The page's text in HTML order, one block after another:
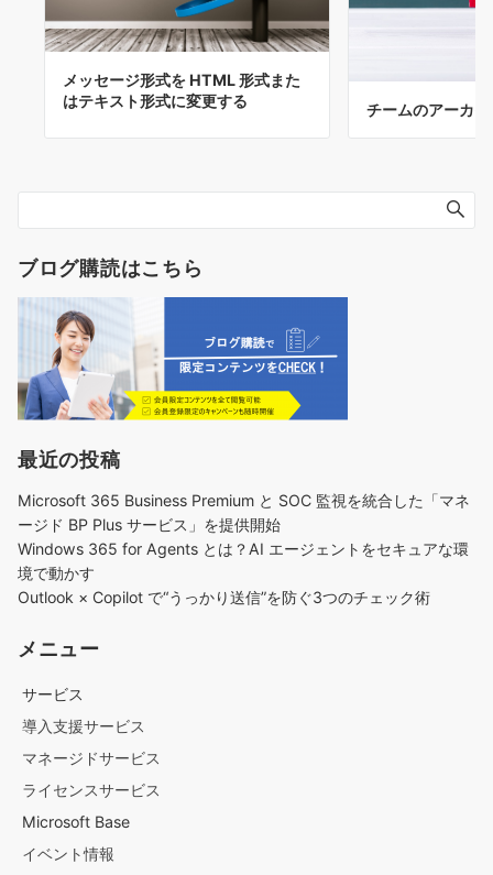
メッセージ形式を HTML 形式また
はテキスト形式に変更する
チームのアーカ
ブログ購読はこちら
最近の投稿
Microsoft 365 Business Premium と SOC 監視を統合した「マネ
ージド BP Plus サービス」を提供開始
Windows 365 for Agents とは？AI エージェントをセキュアな環
境で動かす
Outlook × Copilot で“うっかり送信”を防ぐ3つのチェック術​
メニュー
サービス
導入支援サービス
マネージドサービス
ライセンスサービス
Microsoft Base
イベント情報